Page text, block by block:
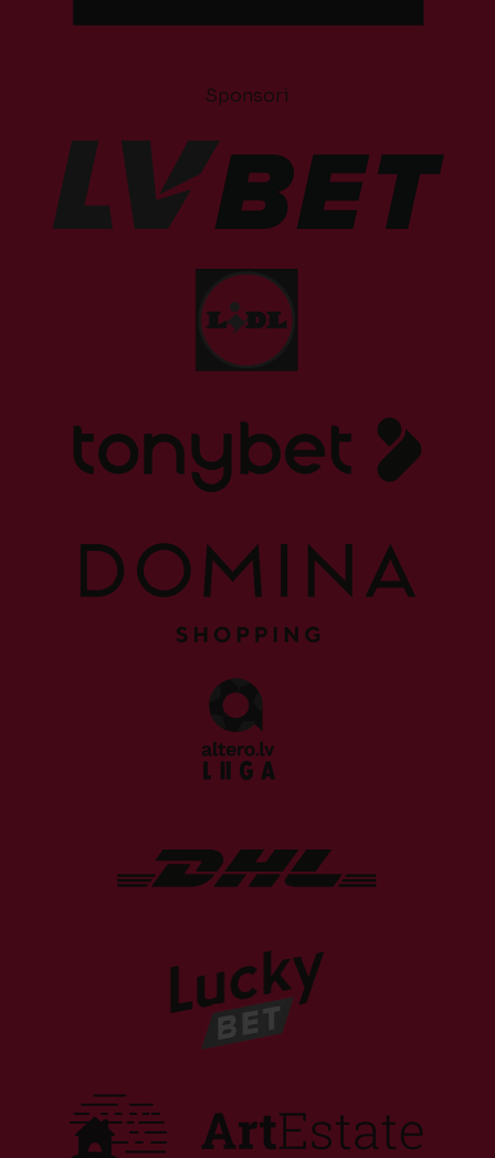
Sponsori